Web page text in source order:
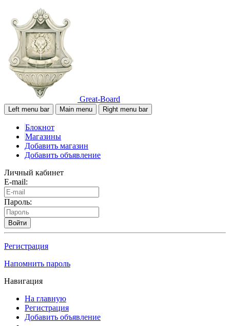
Great-Board
Left menu bar Main menu Right menu bar
Блокнот
Магазины
Добавить магазин
Добавить объявление
Личный кабинет
E-mail:
Пароль:
Войти
Регистрация
Напомнить пароль
Навигация
На главную
Регистрация
Добавить объявление